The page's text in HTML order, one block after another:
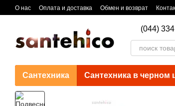
Перейти к основному контенту
О нас Оплата и доставка Обмен и возврат
(044)
Сантехника Сантехника в черном